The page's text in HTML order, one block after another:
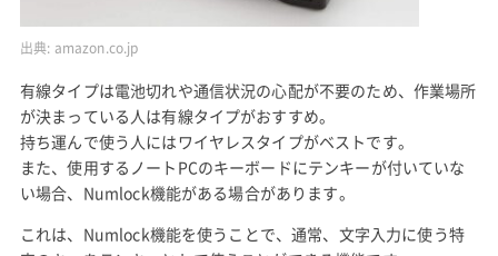
出典: amazon.co.jp
有線タイプは電池切れや通信状況の心配が不要のため、作業場所
が決まっている人は有線タイプがおすすめ。
持ち運んで使う人にはワイヤレスタイプがベストです。
また、使用するノートPCのキーボードにテンキーが付いていな
い場合、Numlock機能がある場合があります。
これは、Numlock機能を使うことで、通常、文字入力に使う特